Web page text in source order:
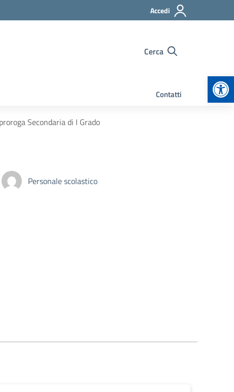
Accedi
Cerca
Contatti
Secondaria di I Grado
Personale scolastico